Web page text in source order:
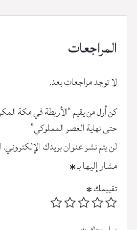
المراجعات
لا توجد مراجعات بعد.
كن أول من يقيم “الأربطة في مكة
حتى نهاية العصر المملوكي”
لن يتم نشر عنوان بريدك الإلكتروني.
مشار إليها بـ*
تقييمك*